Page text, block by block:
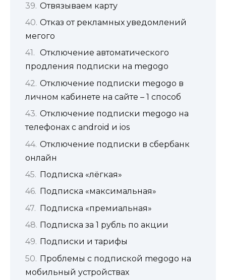
Отвязываем карту
Отказ от рекламных уведомлений
мегого
Отключение автоматического
продления подписки на megogo
Отключение подписки megogo в
личном кабинете на сайте – 1 способ
Отключение подписки megogo на
телефонах с android и ios
Отключение подписки в сбербанк
онлайн
Подписка «лёгкая»
Подписка «максимальная»
Подписка «премиальная»
Подписка за 1 рубль по акции
Подписки и тарифы
Проблемы с подпиской megogo на
мобильный устройствах